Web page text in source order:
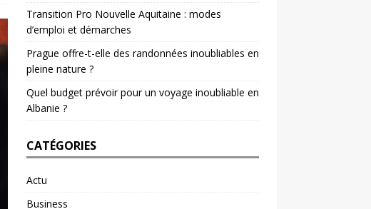
Transition Pro Nouvelle Aquitaine : modes
d’emploi et démarches
Prague offre-t-elle des randonnées inoubliables en
pleine nature ?
Quel budget prévoir pour un voyage inoubliable en
Albanie ?
CATÉGORIES
Actu
Business